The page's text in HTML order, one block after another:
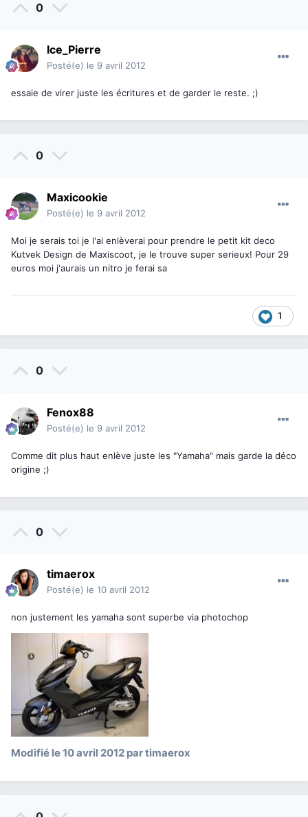
0
Ice_Pierre
Posté(e) le 9 avril 2012
essaie de virer juste les écritures et de garder le reste. ;)
0
Maxicookie
Posté(e) le 9 avril 2012
Moi je serais toi je l'ai enlèverai pour prendre le petit kit deco
Kutvek Design de Maxiscoot, je le trouve super serieux! Pour 29
euros moi j'aurais un nitro je ferai sa
1
0
Fenox88
Posté(e) le 9 avril 2012
Comme dit plus haut enlève juste les "Yamaha" mais garde la déco
origine ;)
0
timaerox
Posté(e) le 10 avril 2012
non justement les yamaha sont superbe via photochop
Modifié le 10 avril 2012 par timaerox